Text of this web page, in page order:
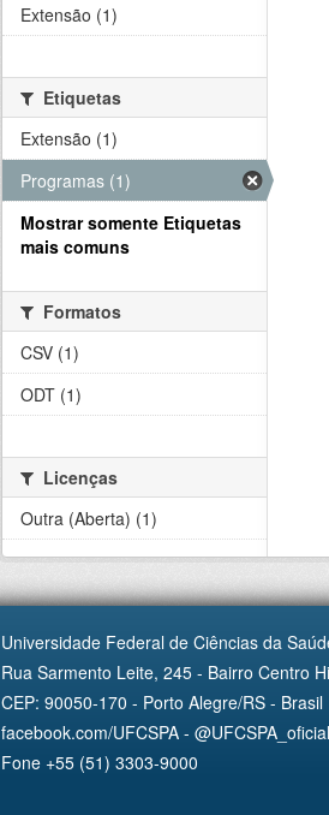
Extensão (1)
Etiquetas
Extensão (1)
Programas (1)
Mostrar somente Etiquetas
mais comuns
Formatos
CSV (1)
ODT (1)
Licenças
Outra (Aberta) (1)
Universidade Federal de Ciências da
Rua Sarmento Leite, 245 - Bairro Centro
CEP: 90050-170 - Porto Alegre/RS - Brasil
facebook.com/UFCSPA - @UFCSPA_oficial
Fone +55 (51) 3303-9000